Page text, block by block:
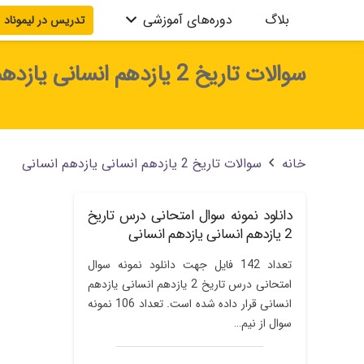
بلاگ دوره‌های آموزشی تدریس در لیموناد
سوالات تاریخ 2 یازدهم انسانى یازدهم انسانی
خانه سوالات تاریخ 2 یازدهم انسانى یازدهم انسانی
دانلود نمونه سوال امتحانی درس تاریخ
2 یازدهم انسانى یازدهم انسانی
تعداد 142 فایل جهت دانلود نمونه سوال
امتحانی درس تاریخ 2 یازدهم انسانى یازدهم
انسانی قرار داده شده است. تعداد 106 نمونه
سوال از نیم…